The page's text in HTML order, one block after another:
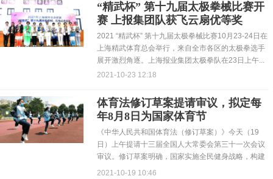
“精武杯” 第十九届太极拳械比赛开
赛 上报集团队获飞云扇优等奖
2021 “精武杯” 第十九届太极拳械比赛10月23-24日在
上海精武体育总会举行，来自全市各区的太极拳选手
展开激烈角逐。上海报业集团太极拳队在23日上午...
2021-10-23 12:18
体育法修订草案提请审议，拟定每
年8月8日为国家体育节
《中华人民共和国体育法（修订草案）》今天（19
日）上午提请十三届全国人大常委会第三十一次会议
审议。修订草案明确，国家实施全民健身战略，构建
全民健身公共服务...
2021-10-19 10:46